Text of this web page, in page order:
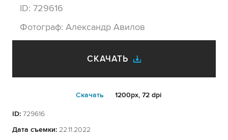
ID: 729616
Фотограф: Александр Авилов
СКАЧАТЬ
Cкачать 1200px, 72 dpi
ID: 729616
Дата съемки: 22.11.2022